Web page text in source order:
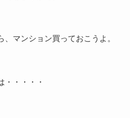
マンション買っておこうよ。
・・・・・